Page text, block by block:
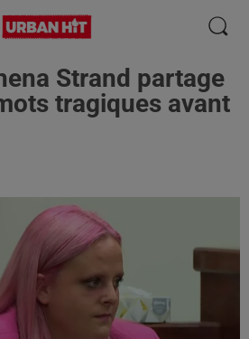
Strand partage
tragiques avant